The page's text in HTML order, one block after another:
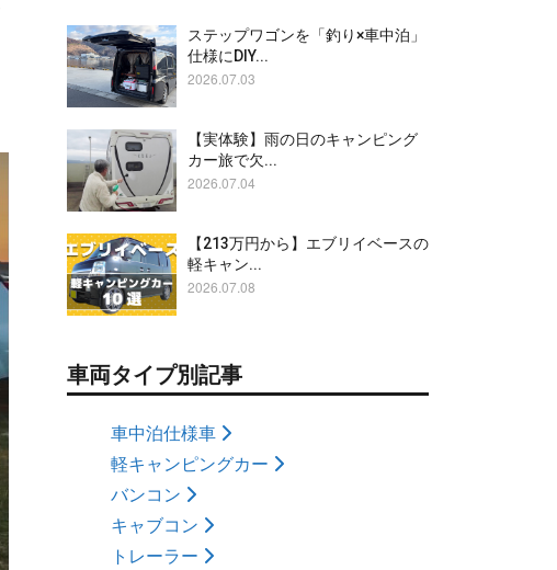
ステップワゴンを「釣り×車中泊」
仕様にDIY...
2026.07.03
【実体験】雨の日のキャンピング
カー旅で欠...
2026.07.04
【213万円から】エブリイベースの
軽キャン...
2026.07.08
車両タイプ別記事
車中泊仕様車
軽キャンピングカー
バンコン
キャブコン
トレーラー